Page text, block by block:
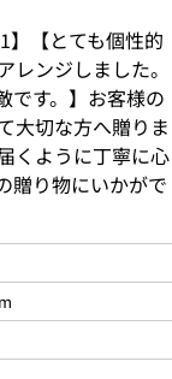
】【とても個性的
ンジしました。
です。】お客様の
大切な方へ贈りま
くように丁寧に心
贈り物にいかがで